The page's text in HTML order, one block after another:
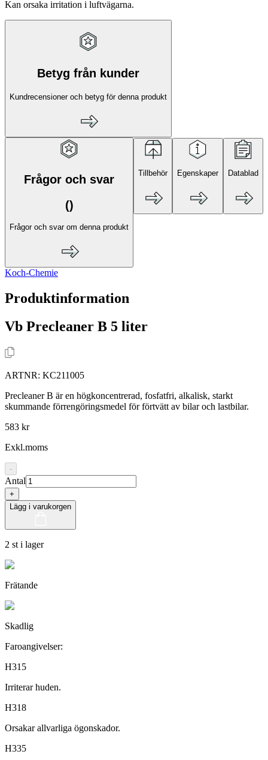
Kan orsaka irritation i luftvägarna.
Betyg från kunder
Kundrecensioner och betyg för denna produkt
Frågor och svar
()
Frågor och svar om denna produkt
Tillbehör Egenskaper Datablad
Koch-Chemie
Produktinformation
Vb Precleaner B 5 liter
ARTNR: KC211005
Precleaner B är en högkoncentrerad, fosfatfri, alkalisk, starkt
skummande förrengöringsmedel för förtvätt av bilar och lastbilar.
583 kr
Exkl.moms
-
Antal
+
Lägg i varukorgen
2 st i lager
Frätande
Skadlig
Faroangivelser:
H315
Irriterar huden.
H318
Orsakar allvarliga ögonskador.
H335